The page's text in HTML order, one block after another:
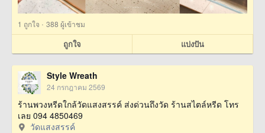
1 ถูกใจ · 388 ผู้เข้าชม
ถูกใจ แบ่งปัน
Style Wreath
24 กรกฎาคม 2569
ร้านพวงหรีดใกล้วัดแสงสรรค์ ส่งด่วนถึงวัด ร้านสไตล์หรีด โทร
เลย 094 4850469
วัดแสงสรรค์